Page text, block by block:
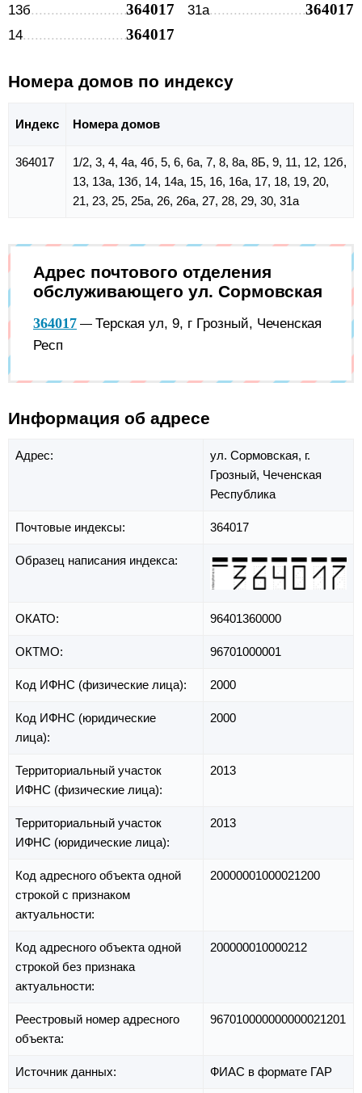
13б 364017
14 364017
31а 364017
Номера домов по индексу
Индекс Номера домов
364017
1/2, 3, 4, 4а, 4б, 5, 6, 6а, 7, 8, 8а, 8Б, 9, 11, 12, 12б,
13, 13а, 13б, 14, 14а, 15, 16, 16а, 17, 18, 19, 20,
21, 23, 25, 25а, 26, 26а, 27, 28, 29, 30, 31а
Адрес почтового отделения
обслуживающего ул. Сормовская
364017 — Терская ул, 9, г Грозный, Чеченская
Респ
Информация об адресе
Адрес: ул. Сормовская, г.
Грозный, Чеченская
Республика
Почтовые индексы: 364017
Образец написания индекса:
ОКАТО: 96401360000
ОКТМО: 96701000001
Код ИФНС (физические лица): 2000
Код ИФНС (юридические
лица):
2000
Территориальный участок
ИФНС (физические лица):
2013
Территориальный участок
ИФНС (юридические лица):
2013
Код адресного объекта одной
строкой с признаком
актуальности:
20000001000021200
Код адресного объекта одной
строкой без признака
актуальности:
200000010000212
Реестровый номер адресного
объекта:
967010000000000021201
Источник данных: ФИАС в формате ГАР